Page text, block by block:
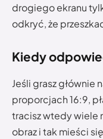
drogiego ekranu
odkryć, że
Kiedy
Jeśli grasz głównie
proporcjach 16:9,
tracisz wtedy wiele
obraz i tak mieści